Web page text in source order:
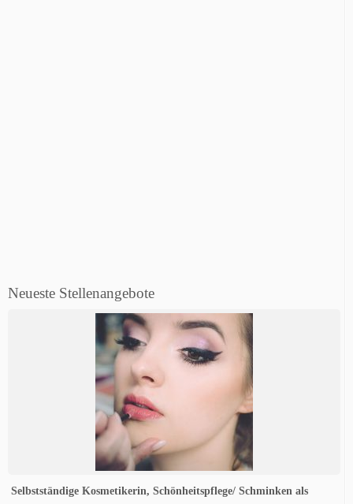
Neueste Stellenangebote
Selbstständige Kosmetikerin, Schönheitspflege/ Schminken als